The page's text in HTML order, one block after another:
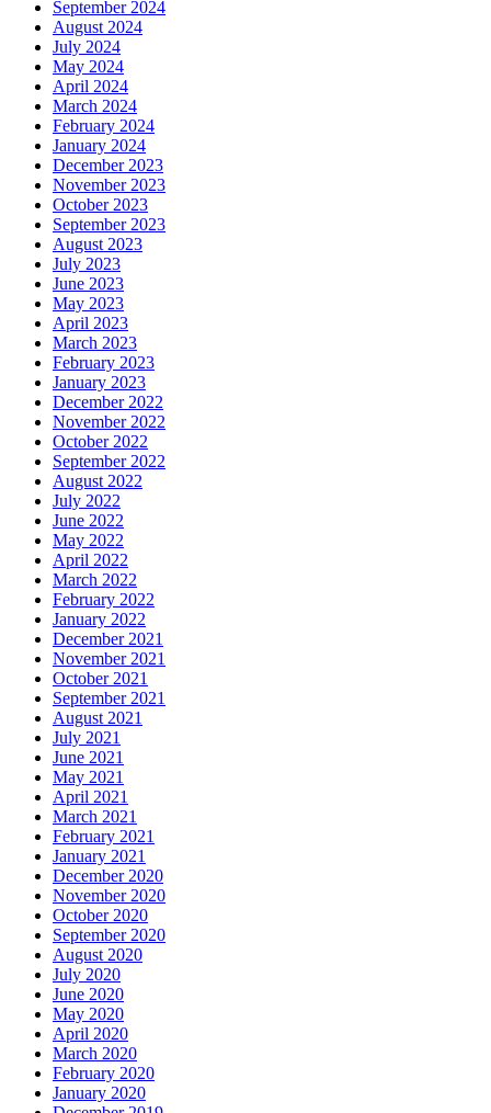
September 2024
August 2024
July 2024
May 2024
April 2024
March 2024
February 2024
January 2024
December 2023
November 2023
October 2023
September 2023
August 2023
July 2023
June 2023
May 2023
April 2023
March 2023
February 2023
January 2023
December 2022
November 2022
October 2022
September 2022
August 2022
July 2022
June 2022
May 2022
April 2022
March 2022
February 2022
January 2022
December 2021
November 2021
October 2021
September 2021
August 2021
July 2021
June 2021
May 2021
April 2021
March 2021
February 2021
January 2021
December 2020
November 2020
October 2020
September 2020
August 2020
July 2020
June 2020
May 2020
April 2020
March 2020
February 2020
January 2020